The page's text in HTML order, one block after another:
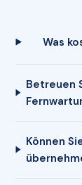
Was
Betreuen
Können